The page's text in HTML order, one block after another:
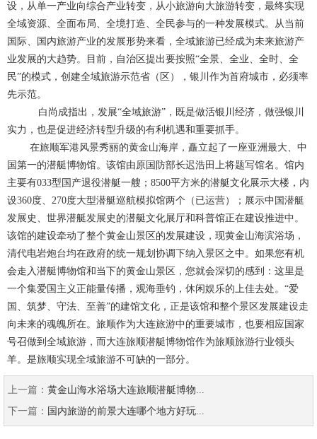
设，从单一产业向综合产业转变，从小旅游向大旅游转变，最终实现
全域资源、全面布局、全境打造、全民参与的一种发展模式。从当前
国际、国内旅游产业的发展形势来看，全域旅游已经成为未来旅游产
业发展的大趋势。目前，自治区提出要按照“全景、全业、全时、全
民”的模式，创建全域旅游示范省（区），银川作为首府城市，必须率
先示范。
白尚成指出，发展“全域旅游”，既是做活银川经济，做强银川
实力，也是促进经济转型升级的有利机遇和重要抓手。
在旅顺军港风景秀丽的黄金山海岸，矗立起了一座亚洲最大、中
国第一的潜艇博物馆。该馆由原国防部长迟浩田上将题写馆名。馆内
主要有033型国产退役潜艇一艘；8500平方米的潜艇文化展示大楼，内
设360度、270度大型潜艇巡航模拟馆两个（已运营）；展示中国潜艇
发展史、世界潜艇发展史的潜艇文化展厅和科普馆正在建设推进中。
该馆的建设牵动了整个黄金山景区的发展建设，现黄金山海滨浴场，
清代电岩炮台均在政府的统一规划协调下纳入景区之中。如果您有机
会走入潜艇博物馆和当下的黄金山景区，您就会深切的感到：这里是
一个集爱国主义正能量传播，观海垂钓，休闲娱乐的上佳去处。“爱
国、筑梦、守法、至善”的建馆文化，正是该馆和整个景区发展建设走
向未来的魂魄所在。旅顺作为大连旅游中的重要城市，也要相应国家
号召做到全域旅游，而大连旅顺潜艇博物馆作为旅顺旅游行业领头
羊。是旅顺实现全域旅游不可缺的一部分。
上一篇： 黄金山海水浴场大连旅顺潜艇博物...
下一篇： 国内旅游的前景大连哪个地方好玩...